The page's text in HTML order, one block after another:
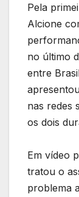
Pela
Alcione
no último
entre
nas redes
os dois
Em vídeo
tratou o
problema